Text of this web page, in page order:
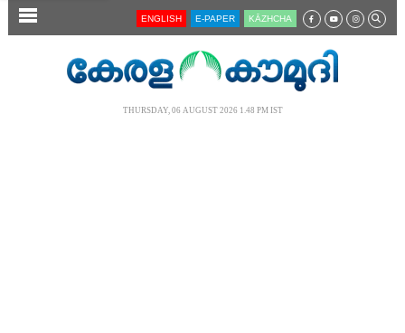
SECTIONS ENGLISH E-PAPER KĀZHCHA
THURSDAY, 06 AUGUST 2026 1.48 PM IST